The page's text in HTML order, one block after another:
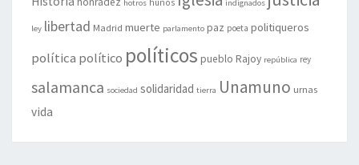
hotros hunos indignados
ley libertad Madrid muerte parlamento paz poeta politiqueros
política político políticos pueblo Rajoy república rey
salamanca sociedad solidaridad tierra Unamuno urnas
vida